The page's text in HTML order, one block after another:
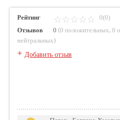
Рейтинг
0(0)
Отзывов
0 (0 положительных, 0
нейтральных)
+ Добавить отзыв